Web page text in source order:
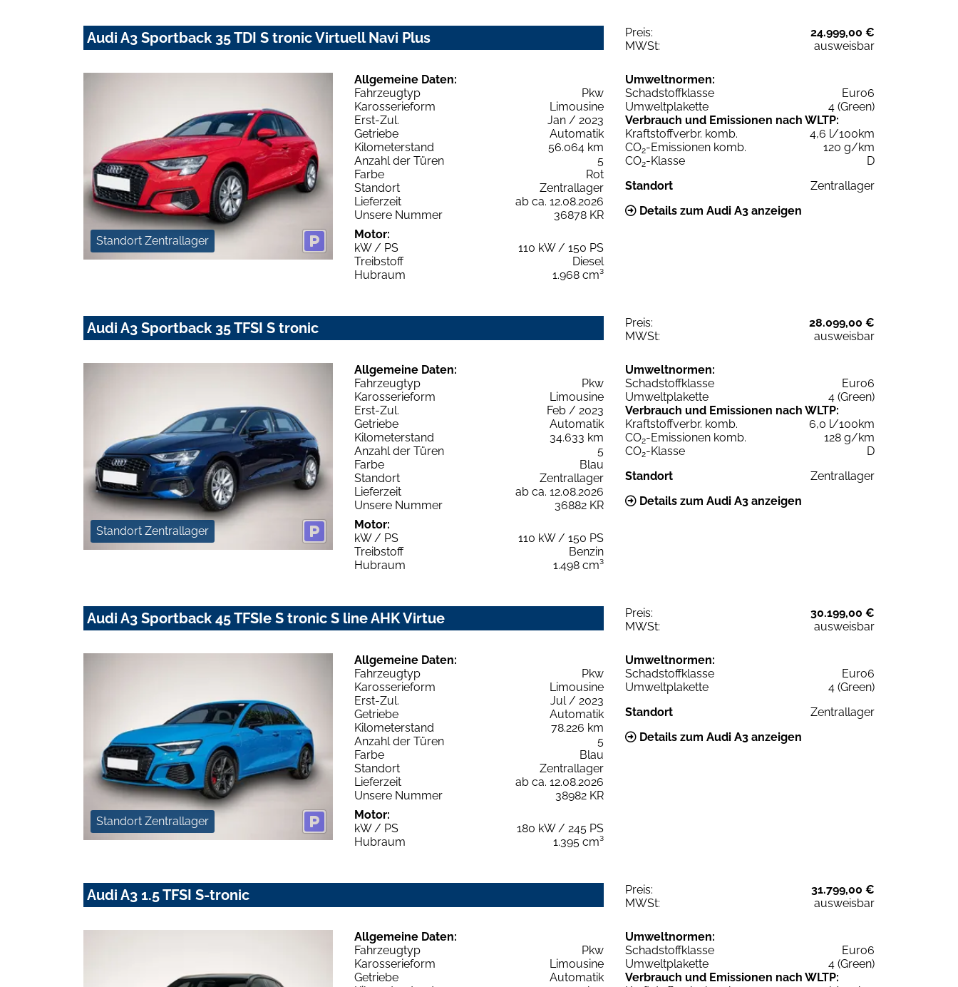
Audi A3 Sportback 35 TDI S tronic Virtuell Navi Plus Preis:
24.999,00 €
MWSt:
ausweisbar
Standort Zentrallager
Allgemeine Daten:
Fahrzeugtyp
Pkw
Karosserieform
Limousine
Erst-Zul.
Jan / 2023
Getriebe
Automatik
Kilometerstand
56.064 km
Anzahl der Türen
5
Farbe
Rot
Standort
Zentrallager
Lieferzeit
ab ca. 12.08.2026
Unsere Nummer
36878 KR
Motor:
kW / PS
110 kW / 150 PS
Treibstoff
Diesel
Hubraum
1.968 cm³
Umweltnormen:
Schadstoffklasse
Euro6
Umweltplakette
4 (Green)
Verbrauch und Emissionen nach WLTP:
Kraftstoffverbr. komb.
4,6 l/100km
CO2-Emissionen komb.
120 g/km
CO2-Klasse
D
Standort
Zentrallager
Details zum Audi A3 anzeigen
Audi A3 Sportback 35 TFSI S tronic Preis:
28.099,00 €
MWSt:
ausweisbar
Standort Zentrallager
Allgemeine Daten:
Fahrzeugtyp
Pkw
Karosserieform
Limousine
Erst-Zul.
Feb / 2023
Getriebe
Automatik
Kilometerstand
34.633 km
Anzahl der Türen
5
Farbe
Blau
Standort
Zentrallager
Lieferzeit
ab ca. 12.08.2026
Unsere Nummer
36882 KR
Motor:
kW / PS
110 kW / 150 PS
Treibstoff
Benzin
Hubraum
1.498 cm³
Umweltnormen:
Schadstoffklasse
Euro6
Umweltplakette
4 (Green)
Verbrauch und Emissionen nach WLTP:
Kraftstoffverbr. komb.
6,0 l/100km
CO2-Emissionen komb.
128 g/km
CO2-Klasse
D
Standort
Zentrallager
Details zum Audi A3 anzeigen
Audi A3 Sportback 45 TFSIe S tronic S line AHK Virtue Preis:
30.199,00 €
MWSt:
ausweisbar
Standort Zentrallager
Allgemeine Daten:
Fahrzeugtyp
Pkw
Karosserieform
Limousine
Erst-Zul.
Jul / 2023
Getriebe
Automatik
Kilometerstand
78.226 km
Anzahl der Türen
5
Farbe
Blau
Standort
Zentrallager
Lieferzeit
ab ca. 12.08.2026
Unsere Nummer
38982 KR
Motor:
kW / PS
180 kW / 245 PS
Hubraum
1.395 cm³
Umweltnormen:
Schadstoffklasse
Euro6
Umweltplakette
4 (Green)
Standort
Zentrallager
Details zum Audi A3 anzeigen
Audi A3 1.5 TFSI S-tronic Preis:
31.799,00 €
MWSt:
ausweisbar
Allgemeine Daten:
Fahrzeugtyp
Pkw
Karosserieform
Limousine
Getriebe
Automatik
Umweltnormen:
Schadstoffklasse
Euro6
Umweltplakette
4 (Green)
Verbrauch und Emissionen nach WLTP: